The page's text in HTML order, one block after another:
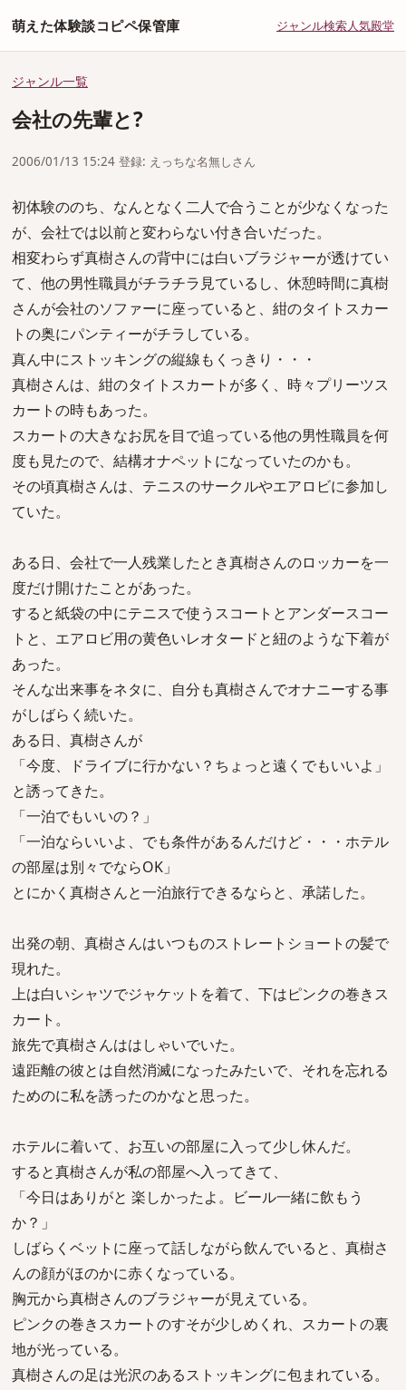
萌えた体験談コピペ保管庫 ジャンル検索人気殿堂
ジャンル一覧
会社の先輩と?
2006/01/13 15:24 登録: えっちな名無しさん
初体験ののち、なんとなく二人で合うことが少なくなった
が、会社では以前と変わらない付き合いだった。
相変わらず真樹さんの背中には白いブラジャーが透けてい
て、他の男性職員がチラチラ見ているし、休憩時間に真樹
さんが会社のソファーに座っていると、紺のタイトスカー
トの奥にパンティーがチラしている。
真ん中にストッキングの縦線もくっきり・・・
真樹さんは、紺のタイトスカートが多く、時々プリーツス
カートの時もあった。
スカートの大きなお尻を目で追っている他の男性職員を何
度も見たので、結構オナペットになっていたのかも。
その頃真樹さんは、テニスのサークルやエアロビに参加し
ていた。
ある日、会社で一人残業したとき真樹さんのロッカーを一
度だけ開けたことがあった。
すると紙袋の中にテニスで使うスコートとアンダースコー
トと、エアロビ用の黄色いレオタードと紐のような下着が
あった。
そんな出来事をネタに、自分も真樹さんでオナニーする事
がしばらく続いた。
ある日、真樹さんが
「今度、ドライブに行かない？ちょっと遠くでもいいよ」
と誘ってきた。
「一泊でもいいの？」
「一泊ならいいよ、でも条件があるんだけど・・・ホテル
の部屋は別々でならOK」
とにかく真樹さんと一泊旅行できるならと、承諾した。
出発の朝、真樹さんはいつものストレートショートの髪で
現れた。
上は白いシャツでジャケットを着て、下はピンクの巻きス
カート。
旅先で真樹さんははしゃいでいた。
遠距離の彼とは自然消滅になったみたいで、それを忘れる
ためのに私を誘ったのかなと思った。
ホテルに着いて、お互いの部屋に入って少し休んだ。
すると真樹さんが私の部屋へ入ってきて、
「今日はありがと 楽しかったよ。ビール一緒に飲もう
か？」
しばらくベットに座って話しながら飲んでいると、真樹さ
んの顔がほのかに赤くなっている。
胸元から真樹さんのブラジャーが見えている。
ピンクの巻きスカートのすそが少しめくれ、スカートの裏
地が光っている。
真樹さんの足は光沢のあるストッキングに包まれている。